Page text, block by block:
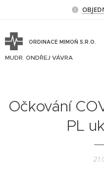
ORDINACE MIMOŇ S.R.O.
MUDR. ONDŘEJ VÁVRA
Očkování
PL